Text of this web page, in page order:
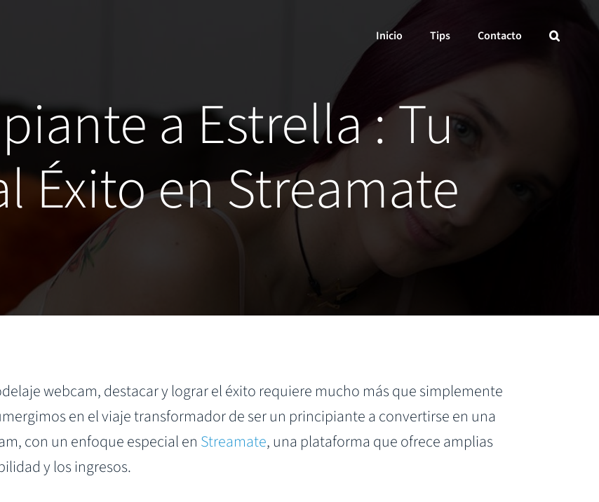
Inicio Tips Contacto
a Estrella : Tu
Éxito en Streamate
webcam, destacar y lograr el éxito requiere mucho más que simplemente
en el viaje transformador de ser un principiante a convertirse en una
con un enfoque especial en Streamate, una plataforma que ofrece amplias
y los ingresos.